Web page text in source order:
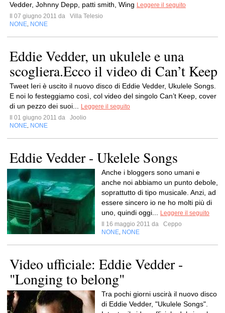
Vedder, Johnny Depp, patti smith, Wing Leggere il seguito
Il 07 giugno 2011 da
Villa Telesio
NONE NONE
Eddie Vedder, un ukulele e una
scogliera.Ecco il video di Can’t Keep
Tweet Ieri è uscito il nuovo disco di Eddie Vedder, Ukulele Songs.
E noi lo festeggiamo così, col video del singolo Can’t Keep, cover
di un pezzo dei suoi...
Leggere il seguito
Il 01 giugno 2011 da
Joolio
NONE NONE
Eddie Vedder - Ukelele Songs
Anche i bloggers sono umani e
anche noi abbiamo un punto debole,
soprattutto di tipo musicale. Anzi, ad
essere sincero io ne ho molti più di
uno, quindi oggi...
Leggere il seguito
Il 16 maggio 2011 da
Ceppo
NONE NONE
Video ufficiale: Eddie Vedder -
"Longing to belong"
Tra pochi giorni uscirà il nuovo disco
di Eddie Vedder, "Ukulele Songs".